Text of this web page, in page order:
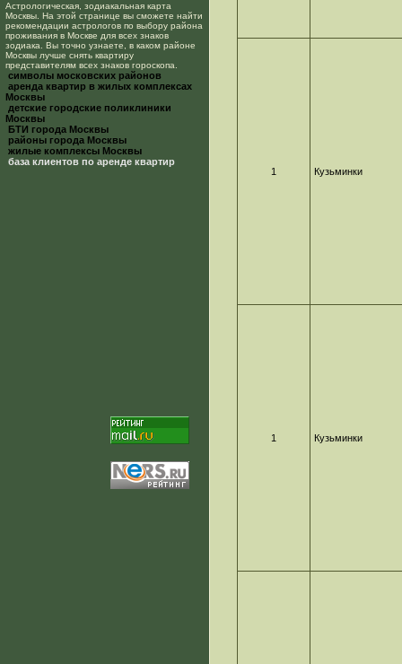
Астрологическая, зодиакальная карта
Москвы. На этой странице вы сможете найти
рекомендации астрологов по выбору района
проживания в Москве для всех знаков
зодиака. Вы точно узнаете, в каком районе
Москвы лучше снять квартиру
представителям всех знаков гороскопа.
cимволы московских районов
аренда квартир в жилых комплексах
Москвы
детские городские поликлиники
Москвы
БТИ города Москвы
районы города Москвы
жилые комплексы Москвы
база клиентов по аренде квартир
1 Кузьминки
1 Кузьминки